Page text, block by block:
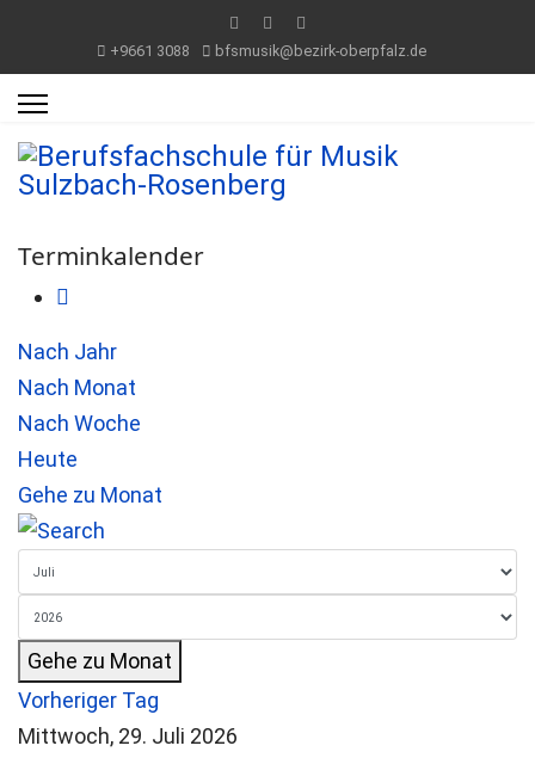
+9661 3088 bfsmusik@bezirk-oberpfalz.de
Terminkalender
Nach Jahr
Nach Monat
Nach Woche
Heute
Gehe zu Monat
Gehe zu Monat
Vorheriger Tag
Mittwoch, 29. Juli 2026